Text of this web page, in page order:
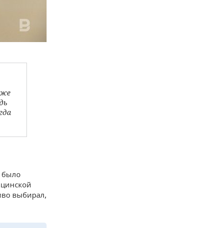
было
выбирал,